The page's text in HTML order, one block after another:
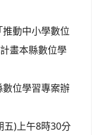
動中小學數位
畫本縣數位學
位學習專案辦
五)上午8時30分